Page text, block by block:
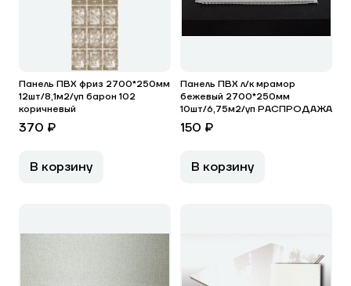
Панель ПВХ фриз 2700*250мм
12шт/8,1м2/уп барон 102
коричневый
370 ₽
В корзину
Панель ПВХ л/к мрамор
бежевый 2700*250мм
10шт/6,75м2/уп РАСПРОДАЖА
150 ₽
В корзину